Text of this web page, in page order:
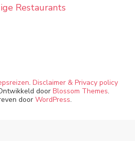
Restaurants
. Disclaimer & Privacy policy
door Blossom Themes.
door WordPress.